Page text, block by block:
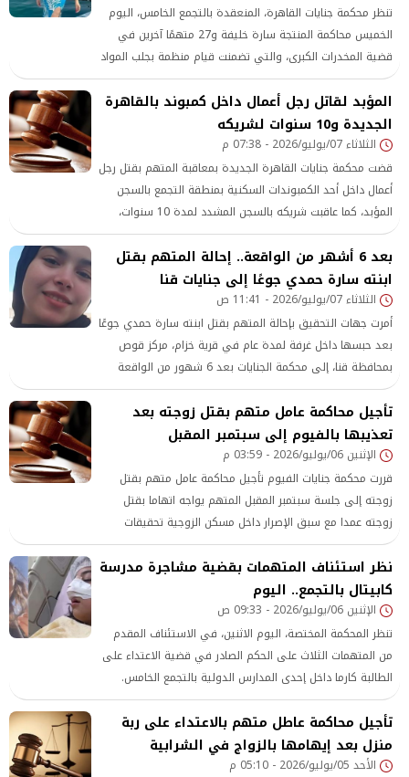
تنظر محكمة جنايات القاهرة، المنعقدة بالتجمع الخامس، اليوم
الخميس محاكمة المنتجة سارة خليفة و27 متهمًا آخرين في
قضية المخدرات الكبرى، والتي تضمنت قيام منظمة بجلب المواد
المستخدمة في تصنيع المواد المخدرة، بقصد الاتجار وإحراز
وحيازة أسلحة نارية وذخائر بغير ترخيص.
المؤبد لقاتل رجل أعمال داخل كمبوند بالقاهرة
الجديدة و10 سنوات لشريكه
الثلاثاء 07/يوليو/2026 - 07:38 م
قضت محكمة جنايات القاهرة الجديدة بمعاقبة المتهم بقتل رجل
أعمال داخل أحد الكمبوندات السكنية بمنطقة التجمع بالسجن
المؤبد، كما عاقبت شريكه بالسجن المشدد لمدة 10 سنوات،
بعد إدانتهما في القضية التي شهدت تقطيع جثمان المجني
عليه وإخفاءه داخل ثلاجة في محاولة لطمس معالم الجريمة
بعد 6 أشهر من الواقعة.. إحالة المتهم بقتل
ابنته سارة حمدي جوعًا إلى جنايات قنا
الثلاثاء 07/يوليو/2026 - 11:41 ص
أمرت جهات التحقيق بإحالة المتهم بقتل ابنته سارة حمدي جوعًا
بعد حبسها داخل غرفة لمدة عام في قرية خزام، مركز قوص
بمحافظة قنا، إلى محكمة الجنايات بعد 6 شهور من الواقعة
والتجديد بالحبس للمتهم على ذمة التحقيقات.
تأجيل محاكمة عامل متهم بقتل زوجته بعد
تعذيبها بالفيوم إلى سبتمبر المقبل
الإثنين 06/يوليو/2026 - 03:59 م
قررت محكمة جنايات الفيوم تأجيل محاكمة عامل متهم بقتل
زوجته إلى جلسة سبتمبر المقبل المتهم يواجه اتهاما بقتل
زوجته عمدا مع سبق الإصرار داخل مسكن الزوجية تحقيقات
النيابة كشفت أن المتهم احتجز زوجته وقيدها بسلسلة معدنية
قبل الاعتداء عليها التقرير الطبي أثبت تعرض المجني عليها
لإصابات متعددة أودت بحياتها النيابة طالبت بتوقيع أقصى
العقوبات القانونية بحق المتهم
نظر استئناف المتهمات بقضية مشاجرة مدرسة
كابيتال بالتجمع.. اليوم
الإثنين 06/يوليو/2026 - 09:33 ص
تنظر المحكمة المختصة، اليوم الاثنين، في الاستئناف المقدم
من المتهمات الثلاث على الحكم الصادر في قضية الاعتداء على
الطالبة كارما داخل إحدى المدارس الدولية بالتجمع الخامس.
تأجيل محاكمة عاطل متهم بالاعتداء على ربة
منزل بعد إيهامها بالزواج في الشرابية
الأحد 05/يوليو/2026 - 05:10 م